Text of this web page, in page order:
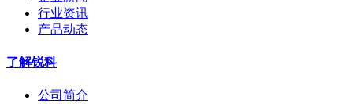
行业资讯
产品动态
了解锐科
公司简介